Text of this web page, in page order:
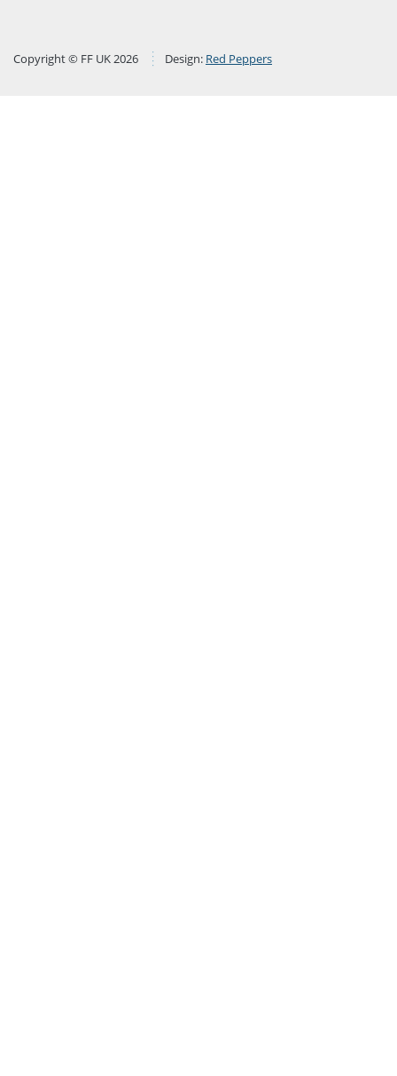
Copyright © FF UK 2026 Design: Red Peppers